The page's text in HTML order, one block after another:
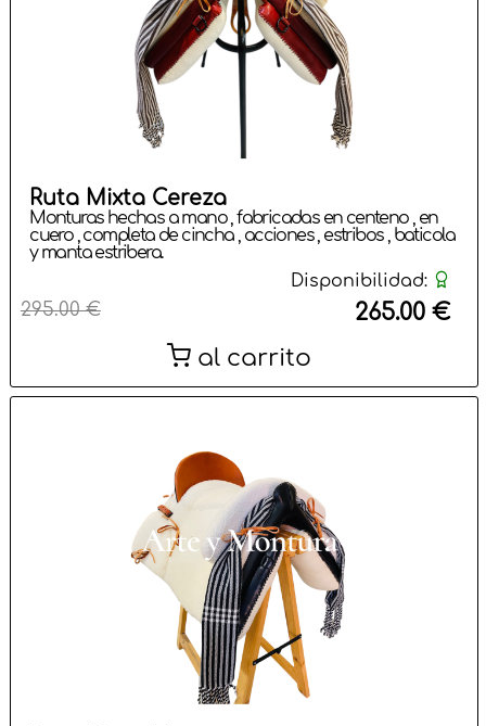
Ruta Mixta Cereza
Monturas hechas a mano , fabricadas en centeno , en
cuero , completa de cincha , acciones , estribos , baticola
y manta estribera.
Disponibilidad:
295.00 € 265.00 €
al carrito